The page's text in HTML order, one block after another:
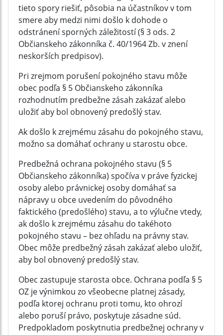
tieto spory riešiť, pôsobia na účastníkov v tom
smere aby medzi nimi došlo k dohode o
odstránení sporných záležitostí (§ 3 ods. 2
Občianskeho zákonníka č. 40/1964 Zb. v znení
neskorších predpisov).
Pri zrejmom porušení pokojného stavu môže
obec podľa § 5 Občianskeho zákonníka
rozhodnutím predbežne zásah zakázať alebo
uložiť aby bol obnovený predošlý stav.
Ak došlo k zrejmému zásahu do pokojného stavu,
možno sa domáhať ochrany u starostu obce.
Predbežná ochrana pokojného stavu (§ 5
Občianskeho zákonníka) spočíva v práve fyzickej
osoby alebo právnickej osoby domáhať sa
nápravy u obce uvedením do pôvodného
faktického (predošlého) stavu, a to výlučne vtedy,
ak došlo k zrejmému zásahu do takéhoto
pokojného stavu – bez ohľadu na právny stav.
Obec môže predbežný zásah zakázať alebo uložiť,
aby bol obnovený predošlý stav.
Obec zastupuje starosta obce. Ochrana podľa § 5
OZ je výnimkou zo všeobecne platnej zásady,
podľa ktorej ochranu proti tomu, kto ohrozí
alebo poruší právo, poskytuje zásadne súd.
Predpokladom poskytnutia predbežnej ochrany v